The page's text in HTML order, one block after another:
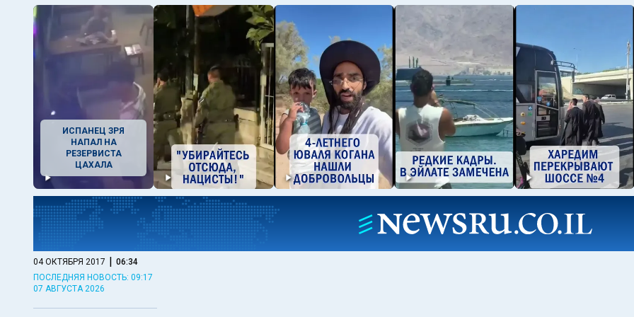
ИСПАНЕЦ ЗРЯ
НАПАЛ НА
РЕЗЕРВИСТА
ЦАХАЛА
04 ОКТЯБРЯ 2017 | 06:34
ПОСЛЕДНЯЯ НОВОСТЬ: 09:17
07 АВГУСТА 2026